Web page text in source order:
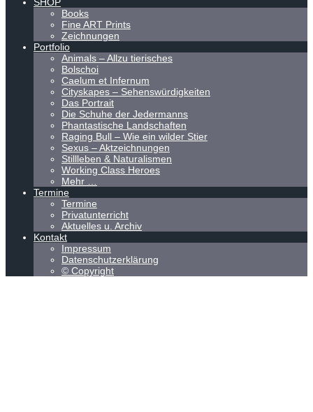
Books
Fine ART Prints
Zeichnungen
Portfolio
Animals – Allzu tierisches
Bolschoi
Caelum et Infernum
Cityskapes – Sehenswürdigkeiten
Das Portrait
Die Schuhe der Jedermanns
Phantastische Landschaften
Raging Bull – Wie ein wilder Stier
Sexus – Aktzeichnungen
Stillleben & Naturalismen
Working Class Heroes
Mehr …
Termine
Termine
Privatunterricht
Aktuelles u. Archiv
Kontakt
Impressum
Datenschutzerklärung
© Copyright